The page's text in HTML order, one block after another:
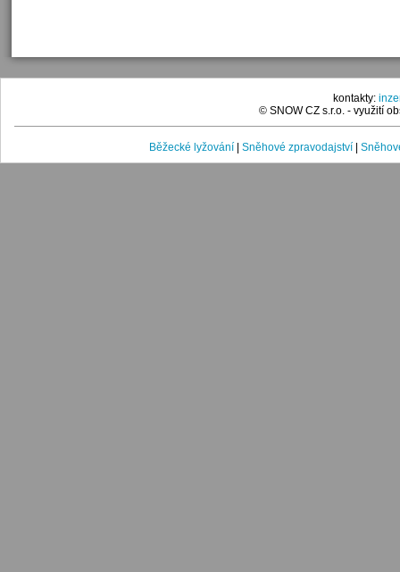
kontakty:
© SNOW CZ s.r.o. - využití
Běžecké lyžování Sněhové zpravodajství